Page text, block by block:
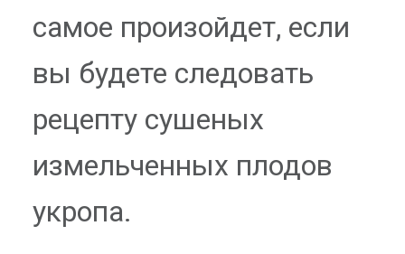
самое произойдет, если
вы будете следовать
рецепту сушеных
измельченных плодов
укропа.